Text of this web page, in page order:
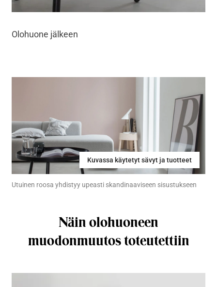
Olohuone jälkeen
Kuvassa käytetyt sävyt ja tuotteet
Utuinen roosa yhdistyy upeasti skandinaaviseen sisustukseen
Näin olohuoneen
muodonmuutos toteutettiin